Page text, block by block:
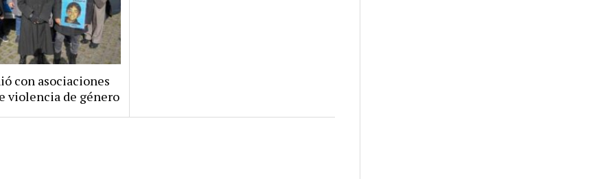
con asociaciones
violencia de género